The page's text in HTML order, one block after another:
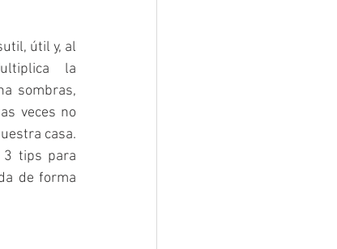
útil y, al
la
sombras,
veces no
casa.
3 tips para
de forma